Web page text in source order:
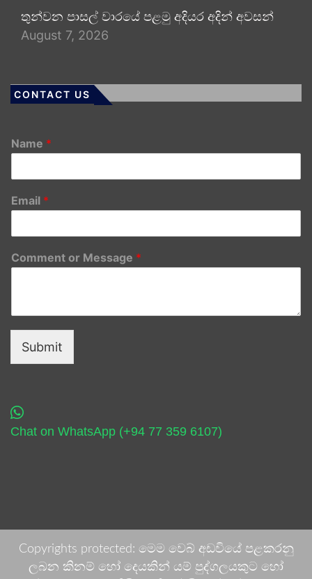
තුන්වන පාසල් වාරයේ පළමු අදියර අදින් අවසන්
August 7, 2026
CONTACT US
Name *
Email *
Comment or Message *
Submit
Chat on WhatsApp (+94 77 359 6107)
Copyrights protected: මෙම වෙබ් අඩවියේ පළකරනු
ලබන කිනම් හෝ දෙයකින් යම් පුද්ගලයකුට හෝ